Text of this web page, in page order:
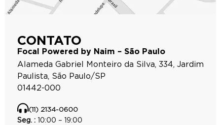
CONTATO
Focal Powered by Naim – São Paulo
Alameda Gabriel Monteiro da Silva, 334, Jardim
Paulista, São Paulo/SP
01442-000
(11) 2134-0600
Seg. : 10:00 – 19:00